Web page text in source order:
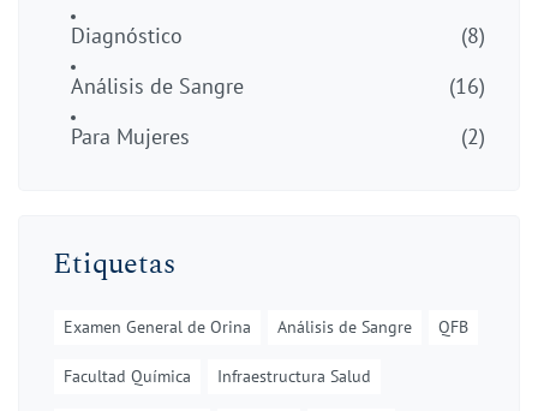
Diagnóstico
(8)
Análisis de Sangre
(16)
Para Mujeres
(2)
Etiquetas
Examen General de Orina Análisis de Sangre QFB
Facultad Química Infraestructura Salud